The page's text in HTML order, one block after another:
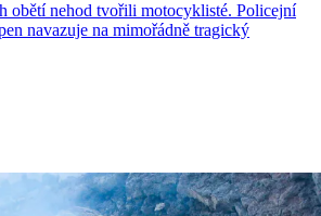
obětí nehod tvořili motocyklisté. Policejní
navazuje na mimořádně tragický